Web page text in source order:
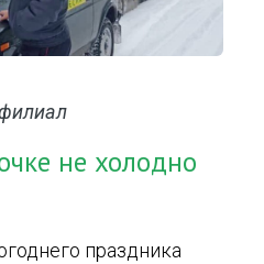
не холодно
праздника